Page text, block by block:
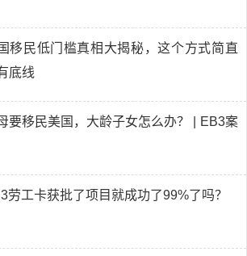
移民低门槛真相大揭秘，这个方式简直
底线
要移民美国，大龄子女怎么办？ | EB3案
劳工卡获批了项目就成功了99%了吗？